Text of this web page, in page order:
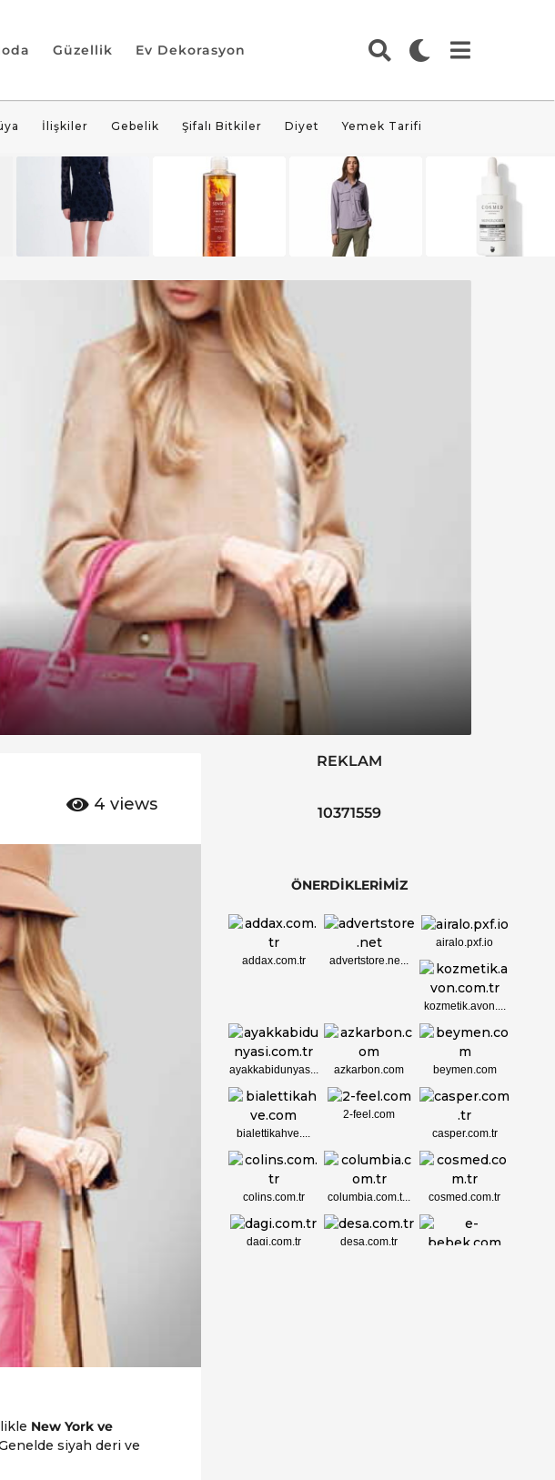
Güzellik Ev Dekorasyon
İlişkiler Gebelik Şifalı Bitkiler Diyet Yemek Tarifi
4 views
New York ve
siyah deri ve
REKLAM
10371559
ÖNERDİKLERİMİZ
addax.com.tr advertstore.ne...
airalo.pxf.io
kozmetik.avon....
ayakkabidunyas... azkarbon.com beymen.com
bialettikahve....
2-feel.com
casper.com.tr
colins.com.tr columbia.com.t... cosmed.com.tr
dagi.com.tr
desa.com.tr